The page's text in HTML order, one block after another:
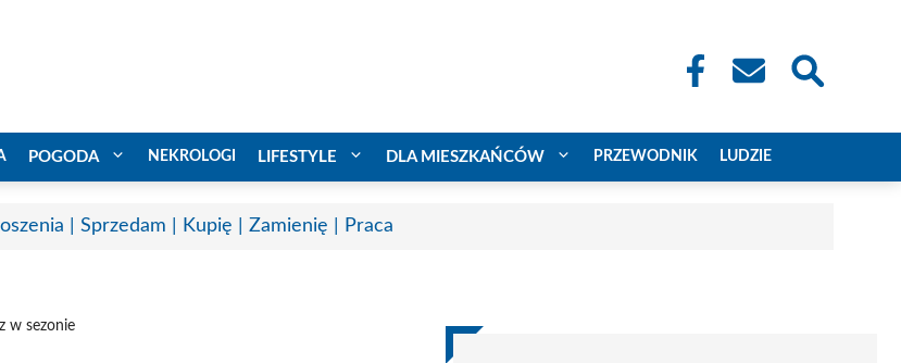
POGODA NEKROLOGI LIFESTYLE DLA MIESZKAŃCÓW PRZEWODNIK LUDZIE
| Sprzedam | Kupię | Zamienię | Praca
w sezonie